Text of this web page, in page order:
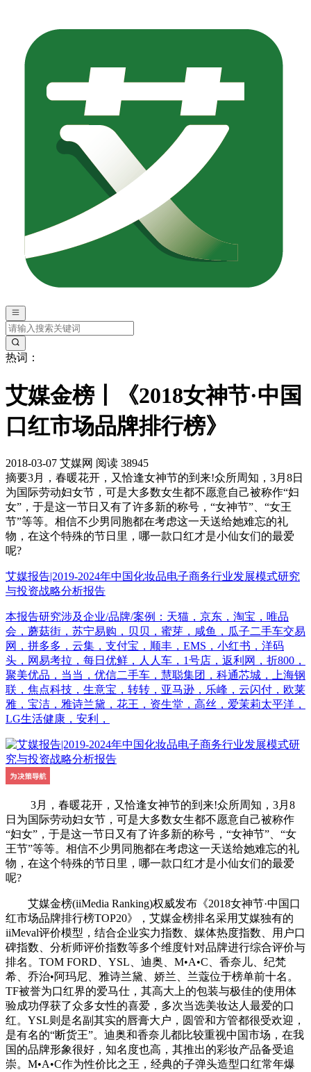
热词：
艾媒金榜丨《2018女神节·中国
口红市场品牌排行榜》
2018-03-07 艾媒网 阅读 38945
摘要3月，春暖花开，又恰逢女神节的到来!众所周知，3月8日
为国际劳动妇女节，可是大多数女生都不愿意自己被称作“妇
女”，于是这一节日又有了许多新的称号，“女神节”、“女王
节”等等。相信不少男同胞都在考虑这一天送给她难忘的礼
物，在这个特殊的节日里，哪一款口红才是小仙女们的最爱
呢?
艾媒报告|2019-2024年中国化妆品电子商务行业发展模式研究
与投资战略分析报告
本报告研究涉及企业/品牌/案例：天猫，京东，淘宝，唯品
会，蘑菇街，苏宁易购，贝贝，蜜芽，咸鱼，瓜子二手车交易
网，拼多多，云集，支付宝，顺丰，EMS，小红书，洋码
头，网易考拉，每日优鲜，人人车，1号店，返利网，折800，
聚美优品，当当，优信二手车，慧聪集团，科通芯城，上海钢
联，焦点科技，生意宝，转转，亚马逊，乐峰，云闪付，欧莱
雅，宝洁，雅诗兰黛，花王，资生堂，高丝，爱茉莉太平洋，
LG生活健康，安利，
3月，春暖花开，又恰逢女神节的到来!众所周知，3月8
日为国际劳动妇女节，可是大多数女生都不愿意自己被称作
“妇女”，于是这一节日又有了许多新的称号，“女神节”、“女
王节”等等。相信不少男同胞都在考虑这一天送给她难忘的礼
物，在这个特殊的节日里，哪一款口红才是小仙女们的最爱
呢?
艾媒金榜(iiMedia Ranking)权威发布《2018女神节·中国口
红市场品牌排行榜TOP20》，艾媒金榜排名采用艾媒独有的
iiMeval评价模型，结合企业实力指数、媒体热度指数、用户口
碑指数、分析师评价指数等多个维度针对品牌进行综合评价与
排名。TOM FORD、YSL、迪奥、M•A•C、香奈儿、纪梵
希、乔治•阿玛尼、雅诗兰黛、娇兰、兰蔻位于榜单前十名。
TF被誉为口红界的爱马仕，其高大上的包装与极佳的使用体
验成功俘获了众多女性的喜爱，多次当选美妆达人最爱的口
红。YSL则是名副其实的唇膏大户，圆管和方管都很受欢迎，
是有名的“断货王”。迪奥和香奈儿都比较重视中国市场，在我
国的品牌形象很好，知名度也高，其推出的彩妆产品备受追
崇。M•A•C作为性价比之王，经典的子弹头造型口红常年爆